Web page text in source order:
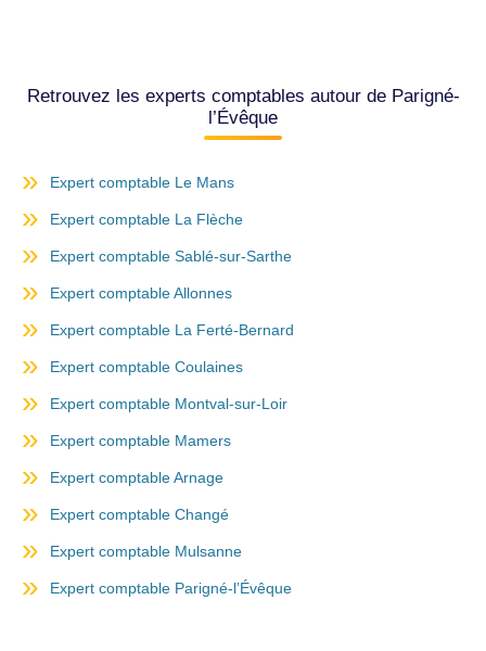
Retrouvez les experts comptables autour de Parigné-
l’Évêque
Expert comptable Le Mans
Expert comptable La Flèche
Expert comptable Sablé-sur-Sarthe
Expert comptable Allonnes
Expert comptable La Ferté-Bernard
Expert comptable Coulaines
Expert comptable Montval-sur-Loir
Expert comptable Mamers
Expert comptable Arnage
Expert comptable Changé
Expert comptable Mulsanne
Expert comptable Parigné-l’Évêque